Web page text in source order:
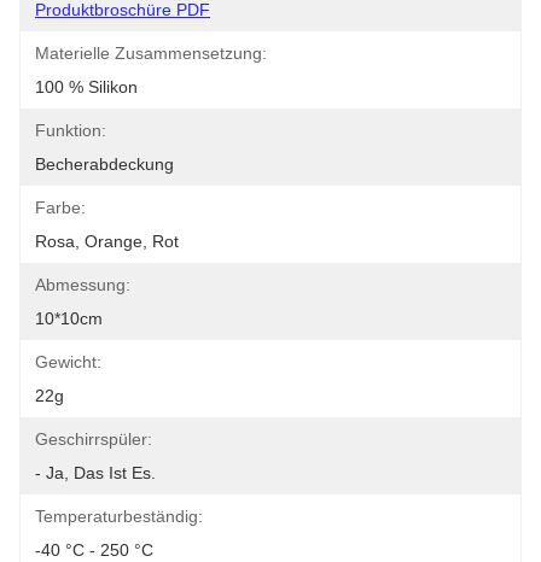
Produktbroschüre PDF
Materielle Zusammensetzung:
100 % Silikon
Funktion:
Becherabdeckung
Farbe:
Rosa, Orange, Rot
Abmessung:
10*10cm
Gewicht:
22g
Geschirrspüler:
- Ja, Das Ist Es.
Temperaturbeständig:
-40 °C - 250 °C